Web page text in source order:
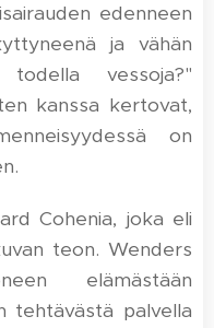
edenneen
ja vähän
todella vessoja?"
kanssa kertovat,
on
Cohenia, joka eli
teon. Wenders
elämästään
tehtävästä palvella